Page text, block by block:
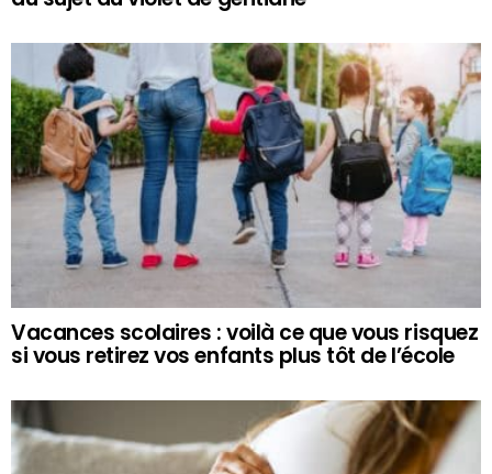
Vacances scolaires : voilà ce que vous risquez
si vous retirez vos enfants plus tôt de l’école